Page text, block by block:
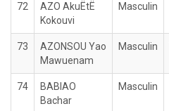
72
AZO AkuËtË
Kokouvi
Masculin
73
AZONSOU Yao
Mawuenam
Masculin
74
BABIAO
Bachar
Masculin